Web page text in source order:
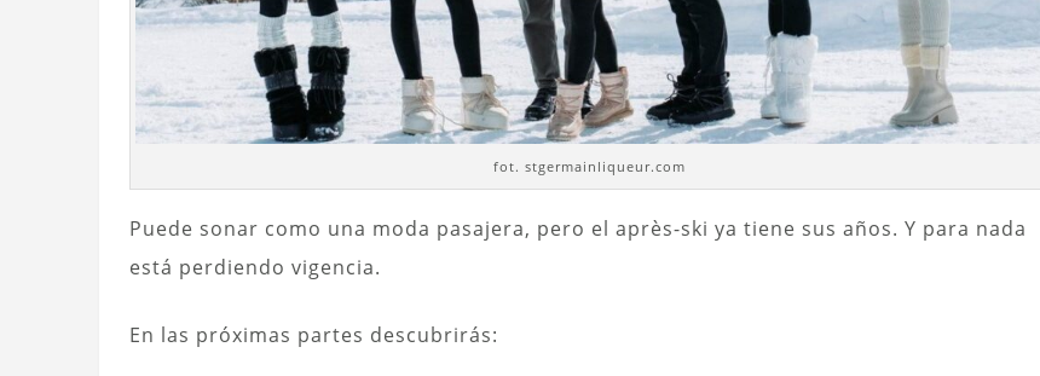
fot. stgermainliqueur.com
Puede sonar como una moda pasajera, pero el après-ski ya tiene sus años. Y para nada
está perdiendo vigencia.
En las próximas partes descubrirás: